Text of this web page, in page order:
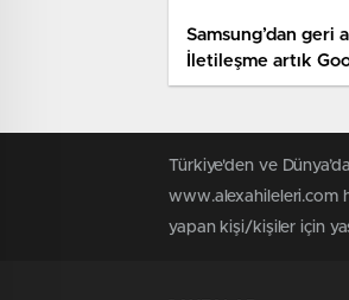
Samsung’dan geri
İletileşme artık
emanet
Türkiye'den ve
www.alexahileleri.com
yapan kişi/kişiler için